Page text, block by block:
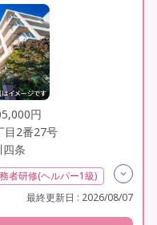
円
目2番27号
条
者研修(ヘルパー1級)
夜勤専従
常勤
非常勤
最終更新日 : 2026/08/07